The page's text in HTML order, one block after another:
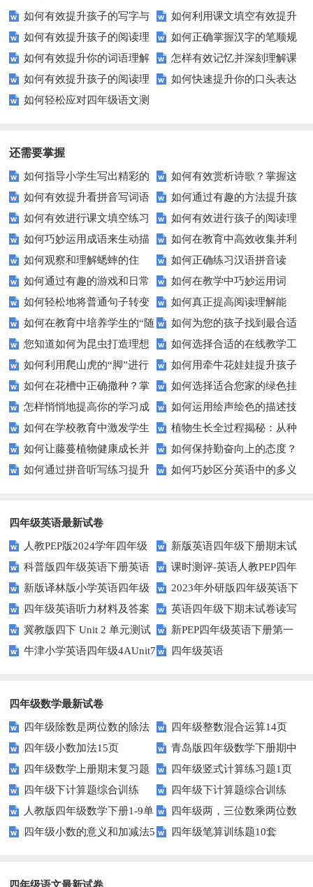
如何有效提升孩子的写字与
词句能力？家长必看的实用技巧
如何利用课文填空有效提升
记忆力？
如何有效提升孩子的阅读理
解能力？这里有秘诀！
如何正确掌握汉字的笔顺规
则以提升书写美观度？
如何有效提升你的词语理解
与应用能力？
怎样有效记忆并深刻理解课
文内容？
如何有效提升孩子的阅读理
解能力？
如何快速提升你的口头表达
如何轻松应对四年级语文测
还需要掌握
如何指导小学生写出精彩的
动物观察习作？
如何有效赏析诗歌？掌握这
五个技巧让你成为诗歌鉴赏高
手！
如何有效提升看拼音写词语
的能力？这些技巧你必须知道！
如何通过有趣的方法提升孩
子的组词能力？
如何有效进行课文填空练习
以提升学习效率？
如何有效进行孩子的阅读理
解练习？
如何巧妙运用成语来生动描
写人物？
如何在教育中高效收集并利
用全国人民抗击非典的历史资
料？
如何观察和理解蟋蟀的住
宅？探索小昆虫的大智慧
如何正确练习汉语拼音读
音？这些技巧让你事半功倍！
如何通过有趣的游戏和日常
练习有效提升拼写能力？
如何在教学中巧妙运用词
语？提升学生语言表达力的五大
技巧
如何轻松地将普通句子转变
为充满趣味的拟人句？
如何真正提高阅读理解能
力？试试这5个技巧！
如何在教育中培养学生的“随
遇而安”心态？
如何为您的孩子找到最合适
的教育路径？——家长必读
您知道如何为昆虫打造理想
家园吗？——轻松DIY昆虫住宅
指南
如何选择合适的在线教学工
具来提高课堂互动性？
如何利用爬山虎的“脚”进行
城市绿化？——吸盘功能解析
如何用牵牛花娃娃提升孩子
的自然认知？
如何在花槽中正确撒种？掌
握这些技巧让你轻松养花
如何选择适合您家的绿色挂
毯？打造自然舒适的居住空间
怎样悄悄地提高你的学习成
绩？揭秘不为人知的学习秘籍
如何运用绘声绘色的描述技
巧来提高课堂教学效果？
如何在学校教育中激发学生
不屈不挠的精神？
植物生长全过程揭秘：从种
子到成熟需知哪些关键点？
如何让藤蔓植物健康成长并
快速攀爬？
如何保持勤奋向上的态度？
这些方法让你事半功倍！
如何通过拼音听写练习提升
如何巧妙区分英语中的多义
四年级英语最新试卷
人教PEP版2024学年四年级
英语下册期末测试卷
新版英语四年级下册期末试
卷
科普版四年级英语下册英语
Lesson1测试题及答案
课时测评-英语人教PEP四年
级上册 unit3 What would you
like-PartB练习及答案 (3)
新版译林版小学英语四年级
下册试卷Unit1-Unit2单元测试题
2023年外研版四年级英语下
册期中检测试题
四年级英语听力材料及答案
英语四年级下期末试卷读写
部分答案
冀教版四下 Unit 2 单元测试
新PEP四年级英语下册第一
单元测试题
牛津小学英语四年级4AUnit7
四年级英语
四年级数学最新试卷
四年级除数是两位数的除法
11页
四年级整数混合运算14页
四年级小数加法15页
青岛版四年级数学下册期中
测试题及答案
四年级数学上册期末复习题
及详细答案(5套)
四年级竖式计算练习题1页
（无答案）
四年级下计算题综合训练
（师版）
四年级下计算题综合训练
（学生版）
人教版四年级数学下册1-9单
元试题(含期中及3套期末)
四年级两，三位数乘两位数
22页
四年级小数的意义和加减法5
四年级笔算训练题10套
四年级语文最新试卷